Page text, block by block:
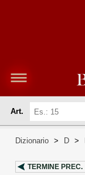
Art.
Dizionario > D >
TERMINE PREC.